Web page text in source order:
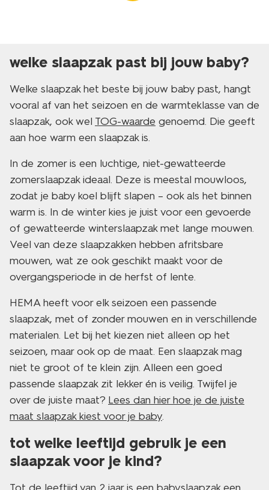
welke slaapzak past bij jouw baby?
Welke slaapzak het beste bij jouw baby past, hangt
vooral af van het seizoen en de warmteklasse van de
slaapzak, ook wel TOG-waarde genoemd. Die geeft
aan hoe warm een slaapzak is.
In de zomer is een luchtige, niet-gewatteerde
zomerslaapzak ideaal. Deze is meestal mouwloos,
zodat je baby koel blijft slapen – ook als het binnen
warm is. In de winter kies je juist voor een gevoerde
of gewatteerde winterslaapzak met lange mouwen.
Veel van deze slaapzakken hebben afritsbare
mouwen, wat ze ook geschikt maakt voor de
overgangsperiode in de herfst of lente.
HEMA heeft voor elk seizoen een passende
slaapzak, met of zonder mouwen en in verschillende
materialen. Let bij het kiezen niet alleen op het
seizoen, maar ook op de maat. Een slaapzak mag
niet te groot of te klein zijn. Alleen een goed
passende slaapzak zit lekker én is veilig. Twijfel je
over de juiste maat? Lees dan hier hoe je de juiste
maat slaapzak kiest voor je baby.
tot welke leeftijd gebruik je een
slaapzak voor je kind?